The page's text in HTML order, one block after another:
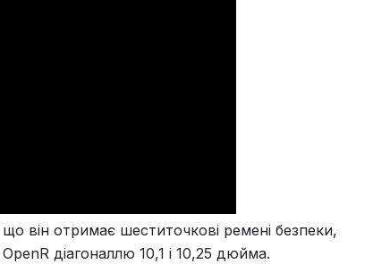
він отримає шеститочкові ремені безпеки,
діагоналлю 10,1 і 10,25 дюйма.